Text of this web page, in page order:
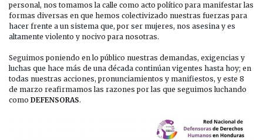
LUCHANDO
personal, nos tomamos la calle como acto político para manifestar las
formas diversas en que hemos colectivizado nuestras fuerzas para
hacer frente a un sistema que, por ser mujeres, nos asesina y es
altamente violento y nocivo para nosotras.
Seguimos poniendo en lo público nuestras demandas, exigencias y
luchas que hace más de una década continúan vigentes hasta hoy; en
todas nuestras acciones, pronunciamientos y manifiestos, y este 8
de marzo reafirmamos las razones por las que seguimos luchando
como DEFENSORAS.